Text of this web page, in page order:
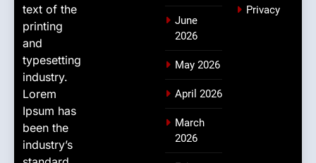
text of the
printing
and
typesetting
industry.
Lorem
Ipsum has
been the
industry’s
June
2026
May 2026
April 2026
March
2026
Privacy